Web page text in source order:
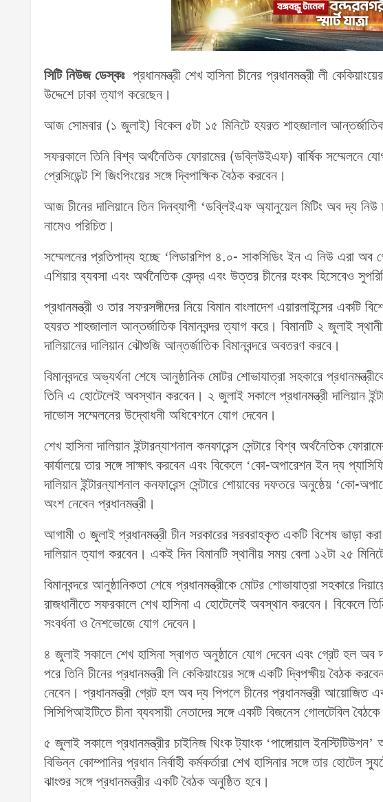
সিটি নিউজ ডেস্কঃপ্রধানমন্ত্রী শেখ হাসিনা চীনের প্রধানমন্ত্রী লী
উদ্দেশে ঢাকা ত্যাগ করেছেন।
আজ সোমবার (১ জুলাই) বিকেল ৫টা ১৫ মিনিটে হযরত শাহজালাল আন্তর্জাতিক
সফরকালে তিনি বিশ্ব অর্থনৈতিক ফোরামের (ডব্লিউইএফ) বার্ষিক সম্মেলনে
প্রেসিডেন্ট শি জিংপিংয়ের সঙ্গে দ্বিপাক্ষিক বৈঠক করবেন।
আজ চীনের দালিয়ানে তিন দিনব্যাপী ‘ডব্লিইএফ অ্যানুয়েল মিটিং অব দ্য
নামেও পরিচিত।
সম্মেলনের প্রতিপাদ্য হচ্ছে ‘লিডারশিপ ৪.০- সাকসিডিং ইন এ নিউ এরা অব
এশিয়ার ব্যবসা এবং অর্থনৈতিক কেন্দ্র এবং উত্তর চীনের হংকং হিসেবেও
প্রধানমন্ত্রী ও তার সফরসঙ্গীদের নিয়ে বিমান বাংলাদেশ এয়ারলাইন্সের একটি
হযরত শাহজালাল আন্তর্জাতিক বিমানবন্দর ত্যাগ করে। বিমানটি ২ জুলাই
দালিয়ানের দালিয়ান ঝৌশুজি আন্তর্জাতিক বিমানবন্দরে অবতরণ করবে।
বিমানবন্দরে অভ্যর্থনা শেষে আনুষ্ঠানিক মোটর শোভাযাত্রা সহকারে
তিনি এ হোটেলেই অবস্থান করবেন। ২ জুলাই সকালে প্রধানমন্ত্রী দালিয়ান
দাভোস সম্মেলনের উদ্বোধনী অধিবেশনে যোগ দেবেন।
শেখ হাসিনা দালিয়ান ইন্টারন্যাশনাল কনফারেন্স সেন্টারে বিশ্ব অর্থনৈতিক
কার্যালয়ে তার সঙ্গে সাক্ষাৎ করবেন এবং বিকেলে ‘কো-অপারেশন ইন দ্য
দালিয়ান ইন্টারন্যাশনাল কনফারেন্স সেন্টারে শোয়াবের দফতরে অনুষ্ঠেয় ‘কো-
অংশ নেবেন প্রধানমন্ত্রী।
আগামী ৩ জুলাই প্রধানমন্ত্রী চীন সরকারের সরবরাহকৃত একটি বিশেষ ভাড়া
দালিয়ান ত্যাগ করবেন। একই দিন বিমানটি স্থানীয় সময় বেলা ১২টা ২৫
বিমানবন্দরে আনুষ্ঠানিকতা শেষে প্রধানমন্ত্রীকে মোটর শোভাযাত্রা সহকারে
রাজধানীতে সফরকালে শেখ হাসিনা এ হোটেলেই অবস্থান করবেন। বিকেলে
সংবর্ধনা ও নৈশভোজে যোগ দেবেন।
৪ জুলাই সকালে শেখ হাসিনা স্বাগত অনুষ্ঠানে যোগ দেবেন এবং গ্রেট হল
পরে তিনি চীনের প্রধানমন্ত্রী লি কেকিয়াংয়ের সঙ্গে একটি দ্বিপক্ষীয় বৈঠক
নেবেন। প্রধানমন্ত্রী গ্রেট হল অব দ্য পিপলে চীনের প্রধানমন্ত্রী
সিসিপিআইটিতে চীনা ব্যবসায়ী নেতাদের সঙ্গে একটি বিজনেস গোলটেবিল
৫ জুলাই সকালে প্রধানমন্ত্রীর চাইনিজ থিংক ট্যাংক ‘পাঙ্গোয়াল
বিভিন্ন কোম্পানির প্রধান নির্বাহী কর্মকর্তারা শেখ হাসিনার সঙ্গে তার হোটেল
ঝাংশুর সঙ্গে প্রধানমন্ত্রীর একটি বৈঠক অনুষ্ঠিত হবে।